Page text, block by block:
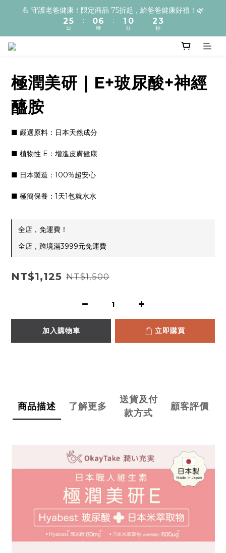
☀️新客登入會員即享【300元迎賓禮】購物車直接扣抵
03
2
1
4
3
2
00
☀️新客登入會員即享【300元迎賓禮】購物車直接扣抵
極潤美研｜E+玻尿酸+神經
醯胺
■ 嚴選原料：日本天然成分
■ 植物性 E：增進皮膚健康
■ 日本製造：100%超安心
■ 極簡保養：1天1包就水水
全店，免運費！
全店，跨境滿3999元免運費
NT$1,125 NT$1,500
加入購物車 立即購買
商品描述 了解更多
送貨及付
款方式
顧客評價